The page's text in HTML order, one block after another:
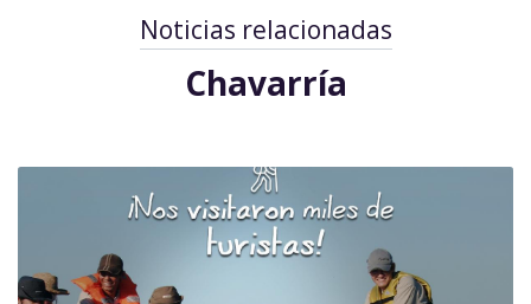
Noticias relacionadas
Chavarría